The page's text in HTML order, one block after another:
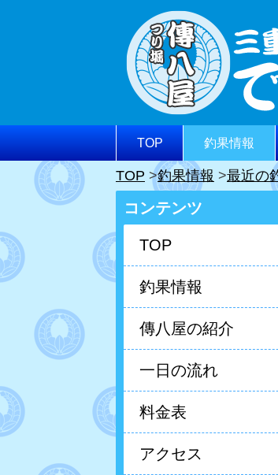
TOP 釣果情報
TOP 釣果情報 最近の
コンテンツ
TOP
釣果情報
傳八屋の紹介
一日の流れ
料金表
アクセス